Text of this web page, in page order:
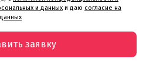
и данных и даю согласие на
заявку